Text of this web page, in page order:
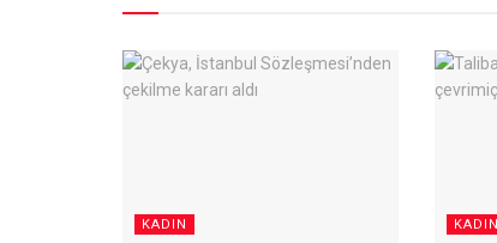
KADIN KADIN